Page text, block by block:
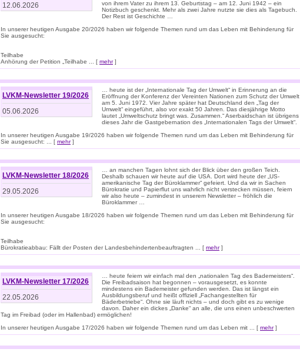
12.06.2026
von ihrem Vater zu ihrem 13. Geburtstag – am 12. Juni 1942 – ein
Notizbuch geschenkt. Mehr als zwei Jahre nutzte sie dies als Tagebuch.
Der Rest ist Geschichte …
In unserer heutigen Ausgabe 20/2026 haben wir folgende Themen rund um das Leben mit Behinderung für
Sie ausgesucht:
Teilhabe
Anhörung der Petition „Teilhabe ... [ mehr]
LVKM-Newsletter 19/2026
05.06.2026
… heute ist der „Internationale Tag der Umwelt“ in Erinnerung an die
Eröffnung der Konferenz der Vereinten Nationen zum Schutz der Umwelt
am 5. Juni 1972. Vier Jahre später hat Deutschland den „Tag der
Umwelt“ eingeführt, also vor exakt 50 Jahren. Das diesjährige Motto
lautet „Umweltschutz bringt was. Zusammen.“ Aserbaidschan ist übrigens
dieses Jahr die Gastgebernation des „Internationalen Tags der Umwelt“.
In unserer heutigen Ausgabe 19/2026 haben wir folgende Themen rund um das Leben mit Behinderung für
Sie ausgesucht: ... [ mehr]
LVKM-Newsletter 18/2026
29.05.2026
… an manchen Tagen lohnt sich der Blick über den großen Teich.
Deshalb schauen wir heute auf die USA. Dort wird heute der „US-
amerikanische Tag der Büroklammer“ gefeiert. Und da wir in Sachen
Bürokratie und Papierflut uns wahrlich nicht verstecken müssen, feiern
wir also heute – zumindest in unserem Newsletter – fröhlich die
Büroklammer …
In unserer heutigen Ausgabe 18/2026 haben wir folgende Themen rund um das Leben mit Behinderung für
Sie ausgesucht:
Teilhabe
Bürokratieabbau: Fällt der Posten der Landesbehindertenbeauftragten ... [ mehr]
LVKM-Newsletter 17/2026
22.05.2026
… heute feiern wir einfach mal den „nationalen Tag des Bademeisters“.
Die Freibadsaison hat begonnen – vorausgesetzt, es konnte
mindestens ein Bademeister gefunden werden. Das ist längst ein
Ausbildungsberuf und heißt offiziell „Fachangestellten für
Bäderbetriebe“. Ohne sie läuft nichts – und doch gibt es zu wenige
davon. Daher ein dickes „Danke“ an alle, die uns einen unbeschwerten
Tag im Freibad (oder im Hallenbad) ermöglichen!
In unserer heutigen Ausgabe 17/2026 haben wir folgende Themen rund um das Leben mit ... [ mehr]